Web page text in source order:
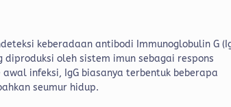
keberadaan antibodi Immunoglobulin G
oleh sistem imun sebagai respons
infeksi, IgG biasanya terbentuk beberapa
seumur hidup.